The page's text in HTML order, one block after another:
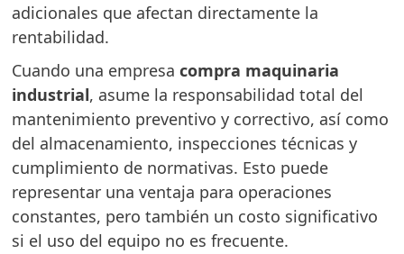
adicionales que afectan directamente la
rentabilidad.
Cuando una empresacompra maquinaria
industrial, asume la responsabilidad total del
mantenimiento preventivo y correctivo, así como
del almacenamiento, inspecciones técnicas y
cumplimiento de normativas. Esto puede
representar una ventaja para operaciones
constantes, pero también un costo significativo
si el uso del equipo no es frecuente.